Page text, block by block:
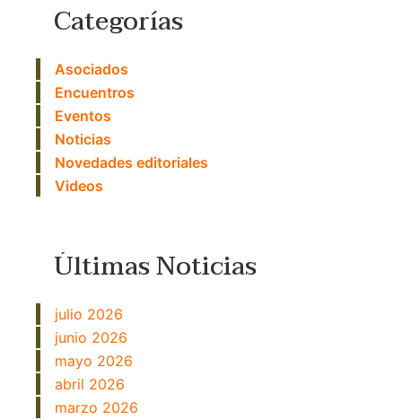
Categorías
Asociados
Encuentros
Eventos
Noticias
Novedades editoriales
Videos
Últimas Noticias
julio 2026
junio 2026
mayo 2026
abril 2026
marzo 2026